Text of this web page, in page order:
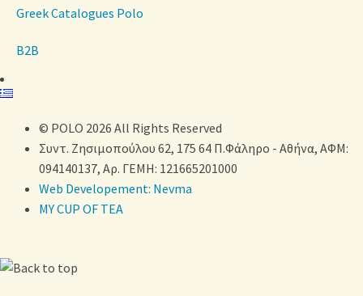
Greek Catalogues Polo
B2B
© POLO 2026 All Rights Reserved
Συντ. Ζησιμοπούλου 62, 175 64 Π.Φάληρο - Αθήνα, ΑΦΜ:
094140137, Αρ. ΓΕΜΗ: 121665201000
Web Developement: Nevma
MY CUP OF TEA